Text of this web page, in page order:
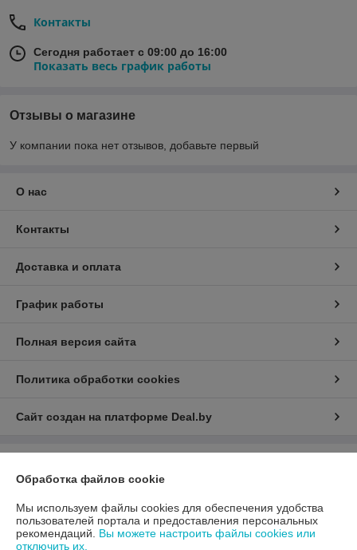
Контакты
Сегодня работает с 09:00 до 16:00
Показать весь график работы
Отзывы о магазине
У компании пока нет отзывов, добавьте первый
О нас
Контакты
Доставка и оплата
График работы
Полная версия сайта
Политика обработки cookies
Сайт создан на платформе Deal.by
220037, г. Минск, ул. Аннаева 84/7,комната 1-6
Регистрационный номер ЕГР: 193597061
Обработка файлов cookie
Мы используем файлы cookies для обеспечения удобства
пользователей портала и предоставления персональных
рекомендаций. Вы можете настроить файлы cookies или
отключить их.